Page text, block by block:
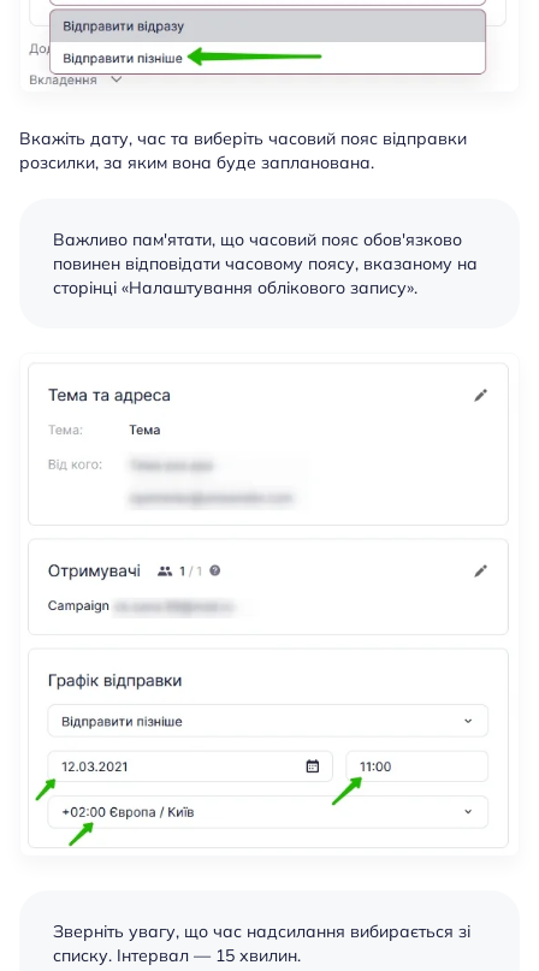
Вкажіть дату, час та виберіть часовий пояс відправки
розсилки, за яким вона буде запланована.
Важливо пам'ятати, що часовий пояс обов'язково
повинен відповідати часовому поясу, вказаному на
сторінці «Налаштування облікового запису».
Зверніть увагу, що час надсилання вибирається зі
списку. Інтервал — 15 хвилин.